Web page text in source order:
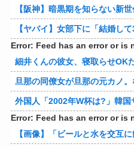
【阪神】暗黒期を知らない新世代の若虎ファン！
【ヤバイ】女部下に「結婚して3年も子供
Error: Feed has an error or is
細井くんの彼女、寝取らせOK
旦那の同僚女が旦那の元カノ。なのにしょっちゅうペアで仕事してて遅くまで残業し
外国人「2002年W杯は?」韓国サッカーに衝撃的不祥事！W
Error: Feed has an error or is
【画像】「ビールと水を交互